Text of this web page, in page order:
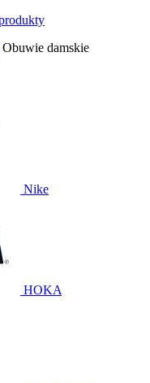
Obuwie damskie
Nike
HOKA